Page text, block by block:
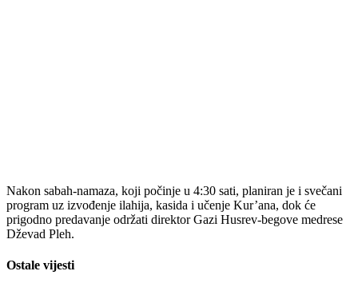
Nakon sabah-namaza, koji počinje u 4:30 sati, planiran je i svečani
program uz izvođenje ilahija, kasida i učenje Kur’ana, dok će
prigodno predavanje održati direktor Gazi Husrev-begove medrese
Dževad Pleh.
Ostale vijesti